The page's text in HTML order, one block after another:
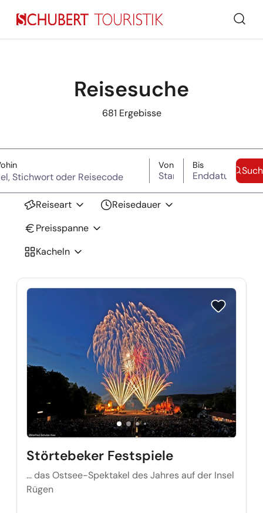
Reisesuche
681 Ergebisse
(Ziel, Stichwort oder Reisecode) VonStartdatum
BisEnddatum
Reiseart
Reisedauer
Preisspanne
Kacheln
Reise auf
Störtebeker Festspiele
... das Ostsee-Spektakel des Jahres auf der Insel
Rügen